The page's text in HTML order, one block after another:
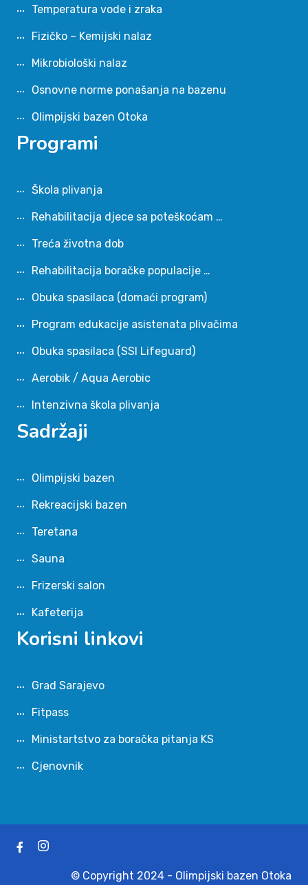
Temperatura vode i zraka
Fizičko – Kemijski nalaz
Mikrobiološki nalaz
Osnovne norme ponašanja na bazenu
Olimpijski bazen Otoka
Programi
Škola plivanja
Rehabilitacija djece sa poteškoćam …
Treća životna dob
Rehabilitacija boračke populacije …
Obuka spasilaca (domaći program)
Program edukacije asistenata plivačima
Obuka spasilaca (SSI Lifeguard)
Aerobik / Aqua Aerobic
Intenzivna škola plivanja
Sadržaji
Olimpijski bazen
Rekreacijski bazen
Teretana
Sauna
Frizerski salon
Kafeterija
Korisni linkovi
Grad Sarajevo
Fitpass
Ministartstvo za boračka pitanja KS
Cjenovnik
© Copyright 2024 - Olimpijski bazen Otoka